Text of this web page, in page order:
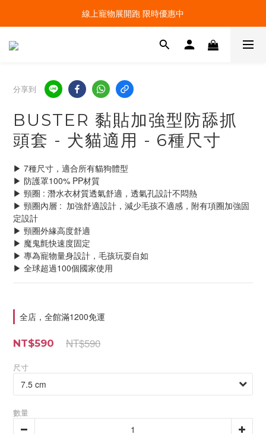
線上寵物展開跑 限時優惠中
線上寵物展開跑 限時優惠中
加入會員，現領100元購物金 ! 立即登入
分享到
BUSTER 黏貼加強型防舔抓
頭套 - 犬貓適用 - 6種尺寸
▶ 7種尺寸，適合所有貓狗體型
▶ 防護罩100% PP材質
▶ 頸圈 : 潛水衣材質透氣舒適，透氣孔設計不悶熱
▶ 頸圈內層 :  加強舒適設計，減少毛孩不適感，附有項圈加強固
定設計
▶ 頸圈外緣高度舒適
▶ 魔鬼氈快速度固定
▶ 專為寵物量身設計，毛孩玩耍自如
▶ 全球超過100個國家使用
全店，全館滿1200免運
NT$590
NT$590
尺寸
數量